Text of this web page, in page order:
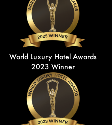
World Luxury Hotel Awards
2023 Winner